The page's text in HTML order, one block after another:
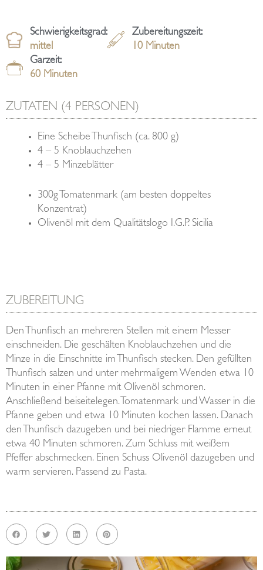
Schwierigkeitsgrad:
mittel
Zubereitungszeit:
10 Minuten
Garzeit:
60 Minuten
ZUTATEN (4 PERSONEN)
Eine Scheibe Thunfisch (ca. 800 g)
4 – 5 Knoblauchzehen
4 – 5 Minzeblätter
300g Tomatenmark (am besten doppeltes
Konzentrat)
Olivenöl mit dem Qualitätslogo I.G.P. Sicilia
ZUBEREITUNG
Den Thunfisch an mehreren Stellen mit einem Messer
einschneiden. Die geschälten Knoblauchzehen und die
Minze in die Einschnitte im Thunfisch stecken. Den gefüllten
Thunfisch salzen und unter mehrmaligem Wenden etwa 10
Minuten in einer Pfanne mit Olivenöl schmoren.
Anschließend beiseitelegen. Tomatenmark und Wasser in die
Pfanne geben und etwa 10 Minuten kochen lassen. Danach
den Thunfisch dazugeben und bei niedriger Flamme erneut
etwa 40 Minuten schmoren. Zum Schluss mit weißem
Pfeffer abschmecken. Einen Schuss Olivenöl dazugeben und
warm servieren. Passend zu Pasta.